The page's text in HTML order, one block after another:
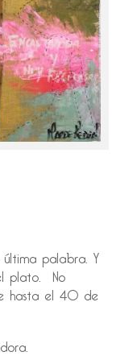
palabra. Y
plato. No
hasta el 40 de